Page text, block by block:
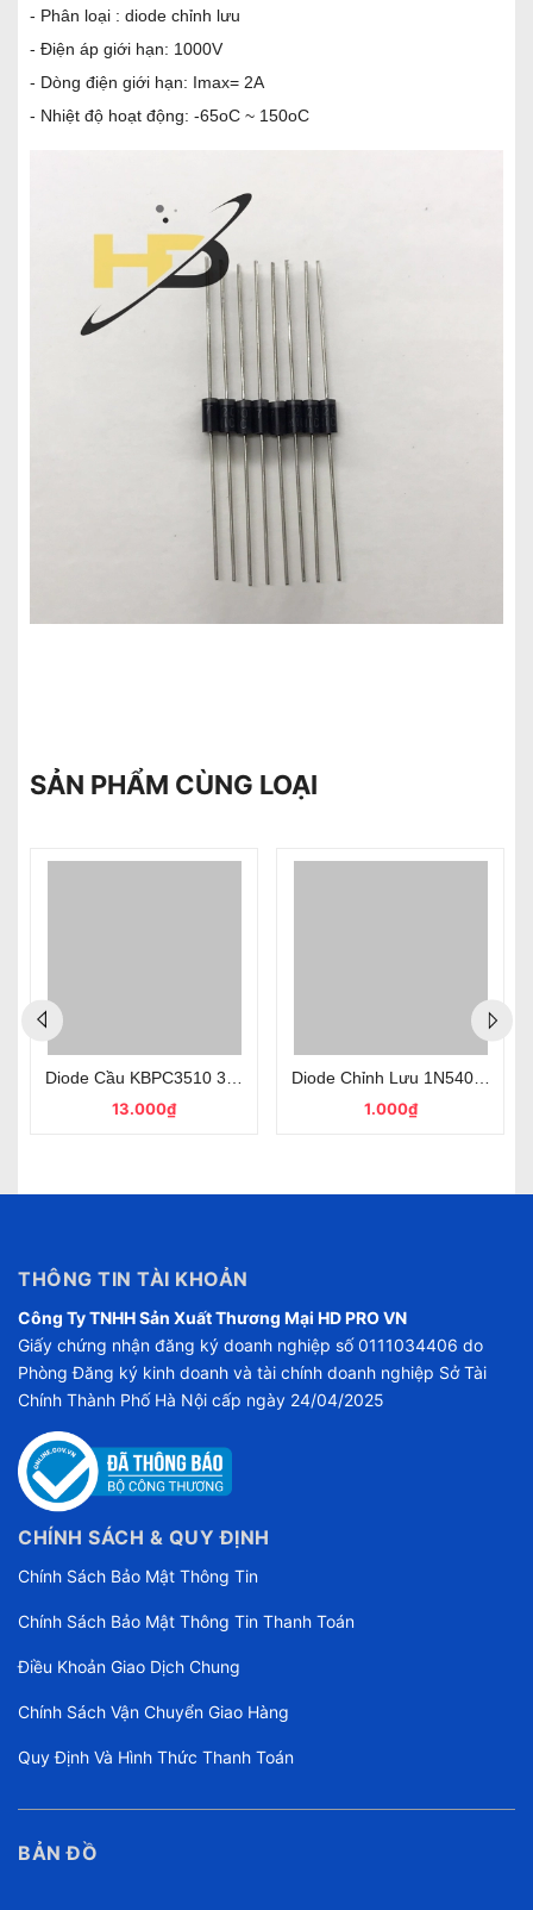
- Phân loại : diode chỉnh lưu
- Điện áp giới hạn: 1000V
- Dòng điện giới hạn: Imax= 2A
- Nhiệt độ hoạt động: -65oC ~ 150oC
SẢN PHẨM CÙNG LOẠI
DIP-4
Diode Cầu KBPC3510 35A 1000V Chân Cốt
13.000₫
Diode Chỉnh Lưu 1N5408 3A
1.000₫
THÔNG TIN TÀI KHOẢN
Công Ty TNHH Sản Xuất Thương Mại HD PRO VN
Giấy chứng nhận đăng ký doanh nghiệp số 0111034406 do
Phòng Đăng ký kinh doanh và tài chính doanh nghiệp Sở Tài
Chính Thành Phố Hà Nội cấp ngày 24/04/2025
CHÍNH SÁCH & QUY ĐỊNH
Chính Sách Bảo Mật Thông Tin
Chính Sách Bảo Mật Thông Tin Thanh Toán
Điều Khoản Giao Dịch Chung
Chính Sách Vận Chuyển Giao Hàng
Quy Định Và Hình Thức Thanh Toán
BẢN ĐỒ